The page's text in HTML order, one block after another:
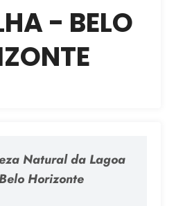
- BELO
Natural da Lagoa
Horizonte